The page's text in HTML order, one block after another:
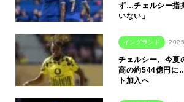
ず…チェルシー指
いない」
イングランド
チェルシー、今夏
高の約544億円に
ト加入へ